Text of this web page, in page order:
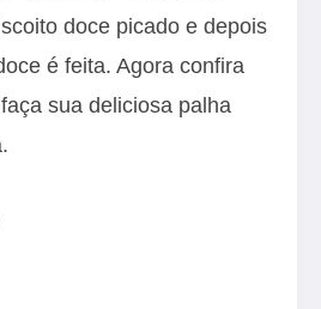
doce picado e depois
é feita. Agora confira
sua deliciosa palha